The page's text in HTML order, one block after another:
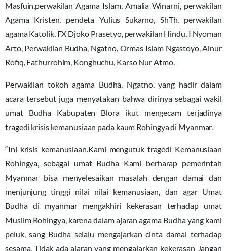
Masfuin,perwakilan Agama Islam, Amalia Winarni, perwakilan
Agama Kristen, pendeta Yulius Sukarno, ShTh, perwakilan
agama Katolik, FX Djoko Prasetyo, perwakilan Hindu, I Nyoman
Arto, Perwakilan Budha, Ngatno, Ormas Islam Ngastoyo, Ainur
Rofiq, Fathurrohim, Konghuchu, Karso Nur Atmo.
Perwakilan tokoh agama Budha, Ngatno, yang hadir dalam
acara tersebut juga menyatakan bahwa dirinya sebagai wakil
umat Budha Kabupaten Blora ikut mengecam terjadinya
tragedi krisis kemanusiaan pada kaum Rohingya di Myanmar.
“Ini krisis kemanusiaan.Kami mengutuk tragedi Kemanusiaan
Rohingya, sebagai umat Budha Kami berharap pemerintah
Myanmar bisa menyelesaikan masalah dengan damai dan
menjunjung tinggi nilai nilai kemanusiaan, dan agar Umat
Budha di myanmar mengakhiri kekerasan terhadap umat
Muslim Rohingya, karena dalam ajaran agama Budha yang kami
peluk, sang Budha selalu mengajarkan cinta damai terhadap
sesama. Tidak ada ajaran yang mengajarkan kekerasan Jangan